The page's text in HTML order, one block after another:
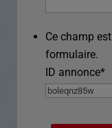
Ce champ
formulaire.
ID annonce*